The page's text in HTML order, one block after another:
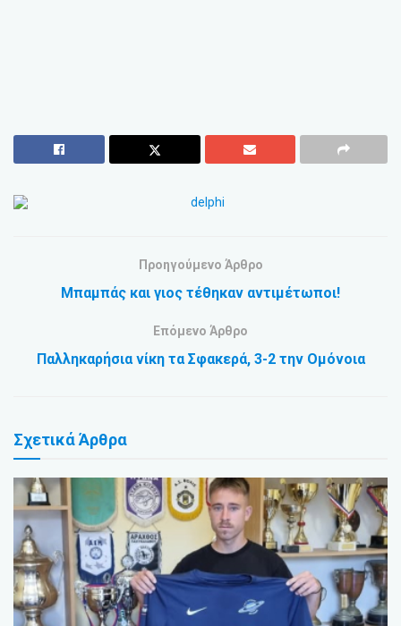
Προηγούμενο Άρθρο
Μπαμπάς και γιος τέθηκαν αντιμέτωποι!
Επόμενο Άρθρο
Παλληκαρήσια νίκη τα Σφακερά, 3-2 την Ομόνοια
ΣχετικάΆρθρα